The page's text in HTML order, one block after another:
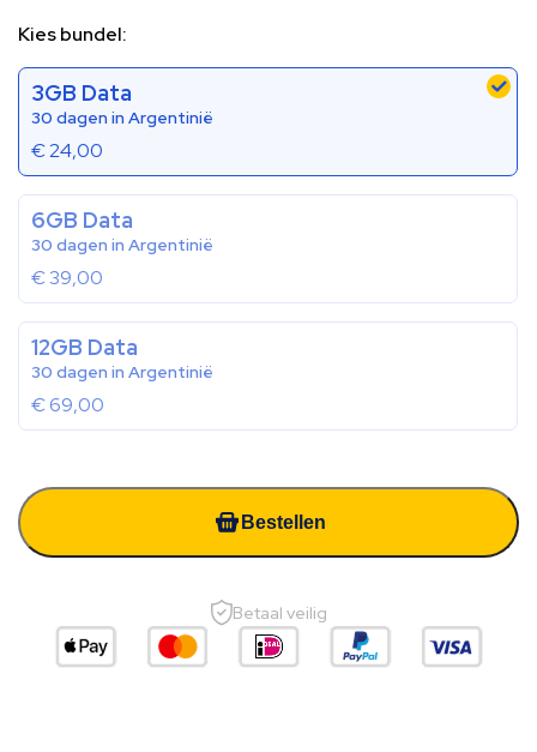
Kies bundel:
3GB Data
30 dagen in Argentinië
€24,00
6GB Data
30 dagen in Argentinië
€39,00
12GB Data
30 dagen in Argentinië
€69,00
Bestellen
Betaal veilig